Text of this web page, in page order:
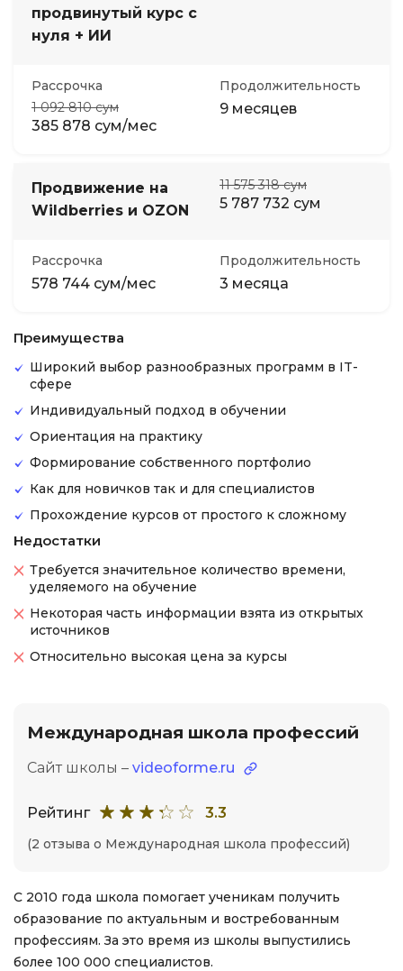
продвинутый курс с
нуля + ИИ
Рассрочка
1 092 810 сум
385 878 сум/мес
Продолжительность
9 месяцев
Продвижение на
Wildberries и OZON
11 575 318 сум
5 787 732 сум
Рассрочка
578 744 сум/мес
Продолжительность
3 месяца
Преимущества
Широкий выбор разнообразных программ в IT-
сфере
Индивидуальный подход в обучении
Ориентация на практику
Формирование собственного портфолио
Как для новичков так и для специалистов
Прохождение курсов от простого к сложному
Недостатки
Требуется значительное количество времени,
уделяемого на обучение
Некоторая часть информации взята из открытых
источников
Относительно высокая цена за курсы
Международная школа профессий
Сайт школы – videoforme.ru
Рейтинг 3.3
(2 отзыва о Международная школа профессий)
С 2010 года школа помогает ученикам получить
образование по актуальным и востребованным
профессиям. За это время из школы выпустились
более 100 000 специалистов.